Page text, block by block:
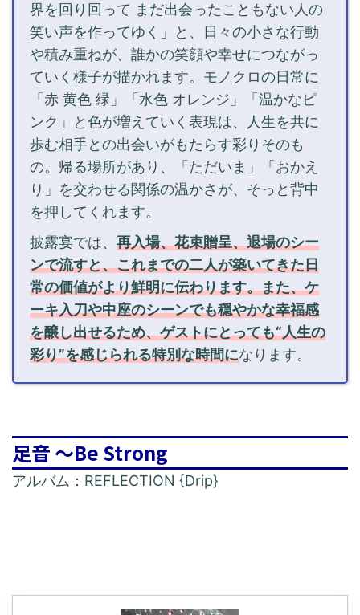
界を回り回って まだ出会ったこともない人の
笑い声を作ってゆく」と、日々の小さな行動
や積み重ねが、誰かの笑顔や幸せにつながっ
ていく様子が描かれます。モノクロの日常に
「赤 黄色 緑」「水色 オレンジ」「温かなピ
ンク」と色が増えていく表現は、人生を共に
歩む相手との出会いがもたらす彩りそのも
の。帰る場所があり、「ただいま」「おかえ
り」を交わせる関係の温かさが、そっと背中
を押してくれます。
披露宴では、 再入場、花束贈呈、退場のシー
ンで流すと、これまでの二人が築いてきた日
常の価値がより鮮明に伝わります。また、ケ
ーキ入刀や中座のシーンでも穏やかな幸福感
を醸し出せるため、ゲストにとっても“人生の
彩り”を感じられる特別な時間になります。
足音 〜Be Strong
アルバム：REFLECTION {Drip}